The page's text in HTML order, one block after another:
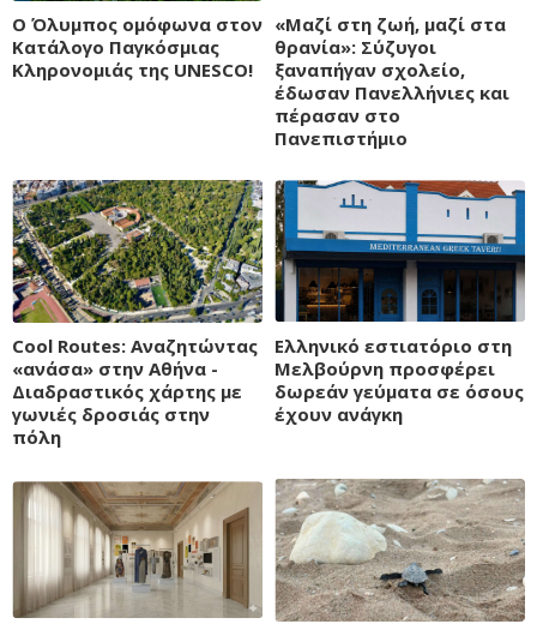
Ο Όλυμπος ομόφωνα στον
Κατάλογο Παγκόσμιας
Κληρονομιάς της UNESCO!
«Μαζί στη ζωή, μαζί στα
θρανία»: Σύζυγοι
ξαναπήγαν σχολείο,
έδωσαν Πανελλήνιες και
πέρασαν στο
Πανεπιστήμιο
Cool Routes: Αναζητώντας
«ανάσα» στην Αθήνα -
Διαδραστικός χάρτης με
γωνιές δροσιάς στην
πόλη
Ελληνικό εστιατόριο στη
Μελβούρνη προσφέρει
δωρεάν γεύματα σε όσους
έχουν ανάγκη